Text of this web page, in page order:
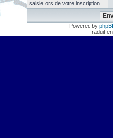
saisie lors de votre inscription.
Powered by
Traduit